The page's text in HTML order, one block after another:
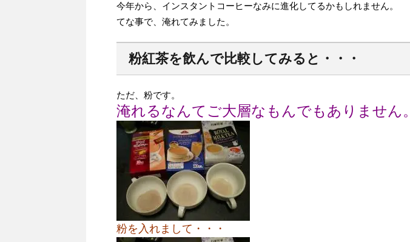
今年から、インスタントコーヒーなみに進化してるかもしれません。
てな事で、淹れてみました。
粉紅茶を飲んで比較してみると・・・
ただ、粉です。
淹れるなんてご大層なもんでもありません。
粉を入れまして・・・